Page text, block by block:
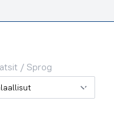
/ Sprog
/ Sprog